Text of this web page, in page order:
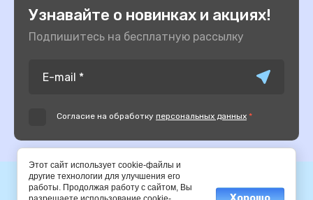
Узнавайте о новинках и акциях!
Подпишитесь на бесплатную рассылку
Согласие на обработку персональных данных *
© 2014-2025 АПК
Этот сайт использует cookie-файлы и
другие технологии для улучшения его
работы. Продолжая работу с сайтом, Вы